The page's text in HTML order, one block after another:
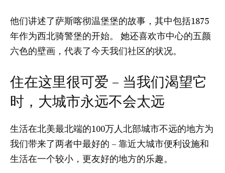
他们讲述了萨斯喀彻温堡堡的故事，其中包括1875
年作为西北骑警堡的开始。 她还喜欢市中心的五颜
六色的壁画，代表了今天我们社区的状况。
住在这里很可爱 – 当我们渴望它
时，大城市永远不会太远
生活在北美最北端的100万人北部城市不远的地方为
我们带来了两者中最好的 – 靠近大城市便利设施和
生活在一个较小，更友好的地方的乐趣。